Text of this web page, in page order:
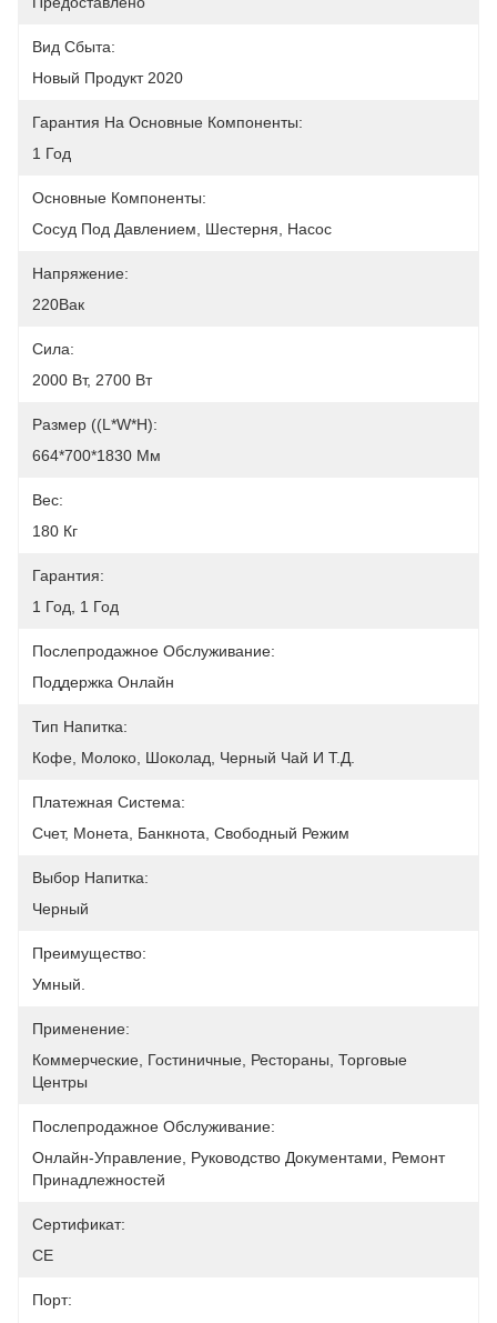
Вид Сбыта:
Новый Продукт 2020
Гарантия На Основные Компоненты:
1 Год
Основные Компоненты:
Сосуд Под Давлением, Шестерня, Насос
Напряжение:
220Вак
Сила:
2000 Вт, 2700 Вт
Размер ((L*W*H):
664*700*1830 Мм
Вес:
180 Кг
Гарантия:
1 Год, 1 Год
Послепродажное Обслуживание:
Поддержка Онлайн
Тип Напитка:
Кофе, Молоко, Шоколад, Черный Чай И Т.д.
Платежная Система:
Счет, Монета, Банкнота, Свободный Режим
Выбор Напитка:
Черный
Преимущество:
Умный.
Применение:
Коммерческие, Гостиничные, Рестораны, Торговые
Центры
Послепродажное Обслуживание:
Онлайн-Управление, Руководство Документами, Ремонт
Принадлежностей
Сертификат:
CE
Порт: